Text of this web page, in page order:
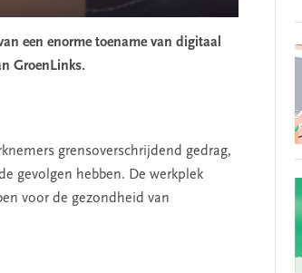
een enorme toename van digitaal
GroenLinks.
grensoverschrijdend gedrag,
gevolgen hebben. De werkplek
voor de gezondheid van